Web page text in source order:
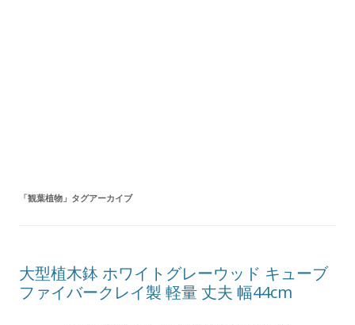
「観葉植物 」タグアーカイブ
大型植木鉢 ホワイトグレーウッド キューブ
ファイバークレイ製 軽量 丈夫 幅44cm